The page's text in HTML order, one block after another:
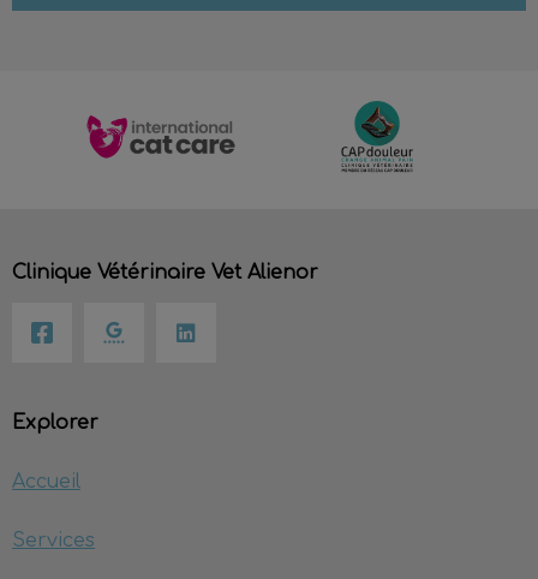
Explorer
Accueil
Services
Clinique Vétérinaire Vet Alienor